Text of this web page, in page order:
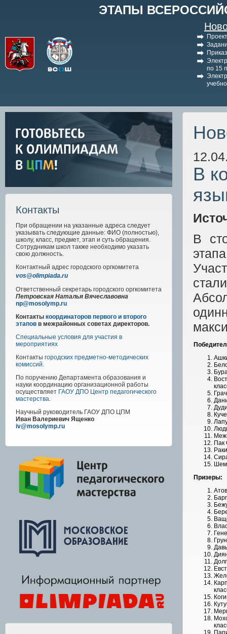
ЭТАПЫ
по 15
Контакты
При обращении на указанные адреса следует
указывать следующие данные: ФИО (полностью),
школу, класс, предмет, этап и суть обращения.
Сотрудникам школ также необходимо указать
свою должность.
Контактный адрес городского оргкомитета
vos@olimpiada.ru
Ответственный секретарь городского оргкомитета
Петровская Наталья Вячеславовна
np@mosolymp.ru
Контакты координаторов первого и второго
этапов в межрайонных советах директоров.
Специальные условия для участия в
мероприятиях
Контакты городских предметно-методических
комиссий.
По поручению Департамента образования и
науки координацию организационной работы
осуществляет ГАОУ ДПО Центр педагогического
мастерства.
Научный руководитель ГАОУ ДПО ЦПМ
Иван Валериевич Ященко
iv@mosolymp.ru
В
В
Пак
Призеры: